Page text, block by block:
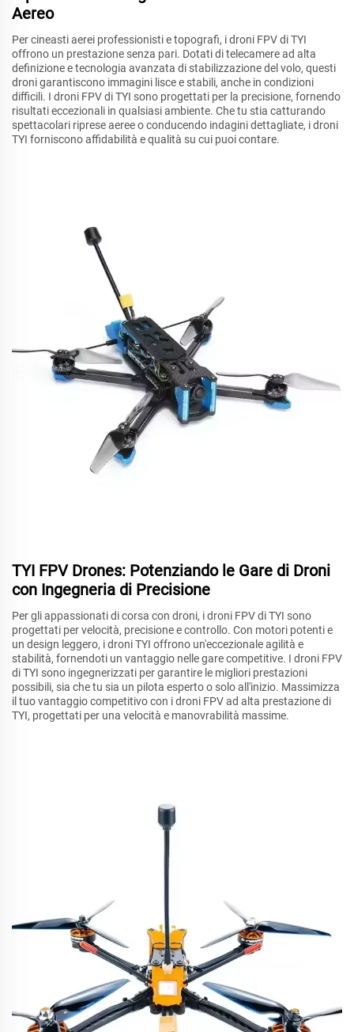
Aereo
Per cineasti aerei professionisti e topografi, i droni FPV di TYI
offrono un prestazione senza pari. Dotati di telecamere ad alta
definizione e tecnologia avanzata di stabilizzazione del volo, questi
droni garantiscono immagini lisce e stabili, anche in condizioni
difficili. I droni FPV di TYI sono progettati per la precisione, fornendo
risultati eccezionali in qualsiasi ambiente. Che tu stia catturando
spettacolari riprese aeree o conducendo indagini dettagliate, i droni
TYI forniscono affidabilità e qualità su cui puoi contare.
TYI FPV Drones: Potenziando le Gare di Droni
con Ingegneria di Precisione
Per gli appassionati di corsa con droni, i droni FPV di TYI sono
progettati per velocità, precisione e controllo. Con motori potenti e
un design leggero, i droni TYI offrono un'eccezionale agilità e
stabilità, fornendoti un vantaggio nelle gare competitive. I droni FPV
di TYI sono ingegnerizzati per garantire le migliori prestazioni
possibili, sia che tu sia un pilota esperto o solo all'inizio. Massimizza
il tuo vantaggio competitivo con i droni FPV ad alta prestazione di
TYI, progettati per una velocità e manovrabilità massime.